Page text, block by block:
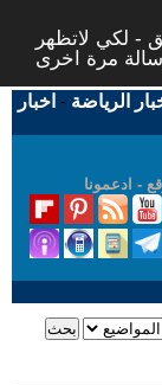
- لكي لاتظهر
الرياضة - اخبار
- ادعمونا